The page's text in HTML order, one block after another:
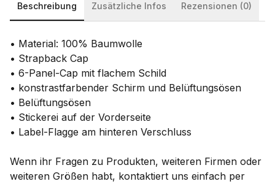
Beschreibung Zusätzliche Infos Rezensionen (0)
• Material: 100% Baumwolle
• Strapback Cap
• 6-Panel-Cap mit flachem Schild
• konstrastfarbender Schirm und Belüftungsösen
• Belüftungsösen
• Stickerei auf der Vorderseite
• Label-Flagge am hinteren Verschluss
Wenn ihr Fragen zu Produkten, weiteren Firmen oder
weiteren Größen habt, kontaktiert uns einfach per